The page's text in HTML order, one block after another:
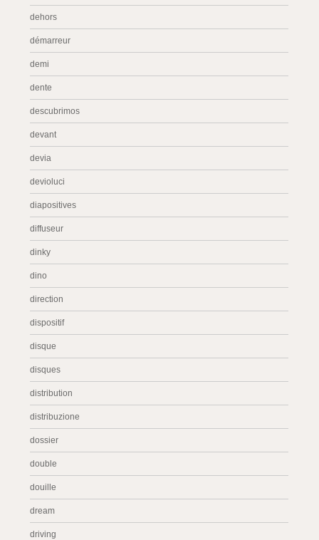
dehors
démarreur
demi
dente
descubrimos
devant
devia
devioluci
diapositives
diffuseur
dinky
dino
direction
dispositif
disque
disques
distribution
distribuzione
dossier
double
douille
dream
driving